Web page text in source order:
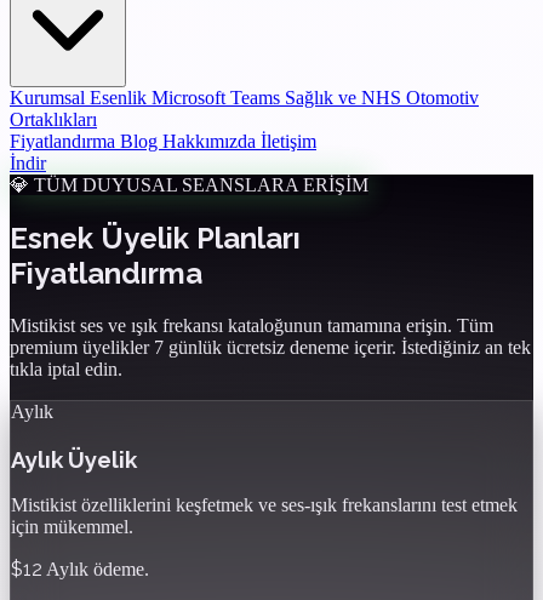
Kurumsal Esenlik Microsoft Teams Sağlık ve NHS Otomotiv
Ortaklıkları
Fiyatlandırma Blog Hakkımızda İletişim
İndir
💎 TÜM DUYUSAL SEANSLARA ERİŞİM
Esnek Üyelik Planları
Fiyatlandırma
Mistikist ses ve ışık frekansı kataloğunun tamamına erişin. Tüm
premium üyelikler 7 günlük ücretsiz deneme içerir. İstediğiniz an tek
tıkla iptal edin.
Aylık
Aylık Üyelik
Mistikist özelliklerini keşfetmek ve ses-ışık frekanslarını test etmek
için mükemmel.
$12 Aylık ödeme.